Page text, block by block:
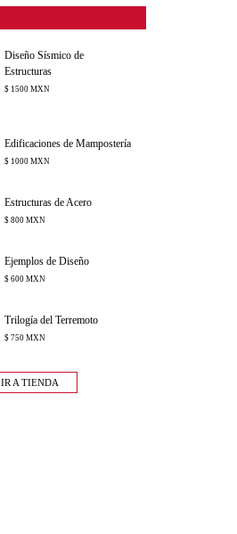
Diseño Sísmico de
Estructuras
$ 1500 MXN
Edificaciones de Mampostería
$ 1000 MXN
Estructuras de Acero
$ 800 MXN
Ejemplos de Diseño
$ 600 MXN
Trilogía del Terremoto
$ 750 MXN
IR A TIENDA